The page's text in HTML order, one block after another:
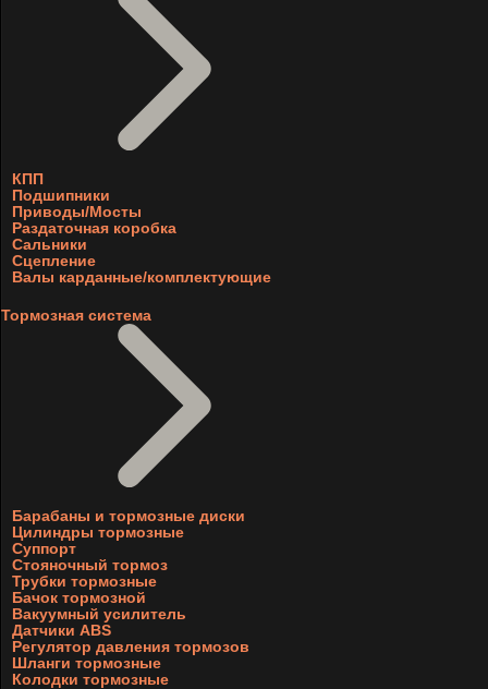
КПП
Подшипники
Приводы/Мосты
Раздаточная коробка
Сальники
Сцепление
Валы карданные/комплектующие
Тормозная система
Барабаны и тормозные диски
Цилиндры тормозные
Суппорт
Стояночный тормоз
Трубки тормозные
Бачок тормозной
Вакуумный усилитель
Датчики ABS
Регулятор давления тормозов
Шланги тормозные
Колодки тормозные